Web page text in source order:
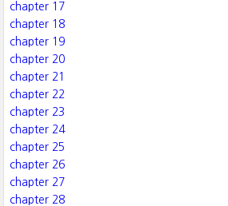
chapter 17
chapter 18
chapter 19
chapter 20
chapter 21
chapter 22
chapter 23
chapter 24
chapter 25
chapter 26
chapter 27
chapter 28